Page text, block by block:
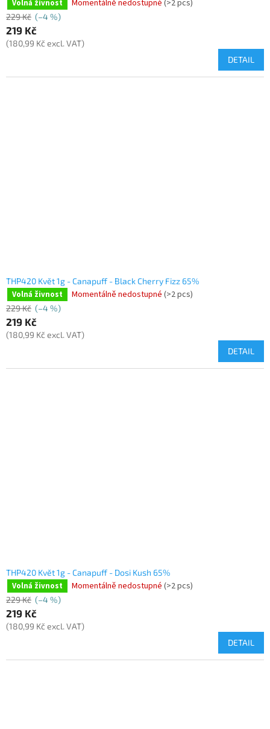
Volná živnost Momentálně nedostupné (>2 pcs)
229 Kč (–4 %)
219 Kč
(180,99 Kč excl. VAT)
DETAIL
THP420 Květ 1g - Canapuff - Black Cherry Fizz 65%
Volná živnost Momentálně nedostupné (>2 pcs)
229 Kč (–4 %)
219 Kč
(180,99 Kč excl. VAT)
DETAIL
THP420 Květ 1g - Canapuff - Dosi Kush 65%
Volná živnost Momentálně nedostupné (>2 pcs)
229 Kč (–4 %)
219 Kč
(180,99 Kč excl. VAT)
DETAIL